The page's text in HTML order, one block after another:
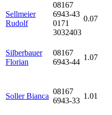
Sellmeier
Rudolf
08167
6943-43
0171
3032403
0.07
Silberbauer
Florian
08167
6943-44
1.07
Soller Bianca
08167
6943-33
1.01